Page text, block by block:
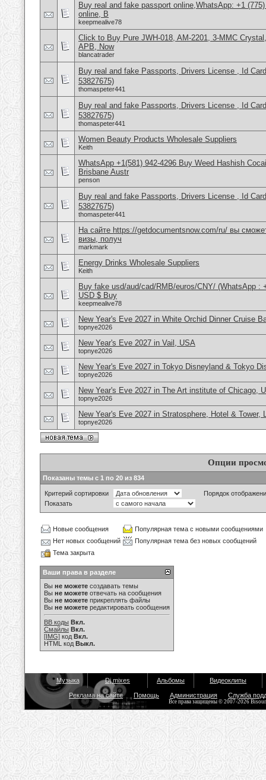
Buy real and fake passport online,WhatsApp: +1
online, B
keepmealive78
Click to Buy Pure JWH-018, AM-2201, 3-MMC
APB, Now
blancatrader
Buy real and fake Passports, Drivers License , Id
53827675)
thomaspeter441
Buy real and fake Passports, Drivers License , Id
53827675)
thomaspeter441
Women Beauty Products Wholesale Suppliers
Keith
WhatsApp +1(581) 942-4296 Buy Weed Hashish
Brisbane Austr
penson
Buy real and fake Passports, Drivers License , Id
53827675)
thomaspeter441
На сайте https://getdocumentsnow.com/ru/ вы
визы, получ
markmark
Energy Drinks Wholesale Suppliers
Keith
Buy fake usd/aud/cad/RMB/euros/CNY/ (WhatsApp :
USD $ Buy
keepmealive78
New Year's Eve 2027 in White Orchid Dinner Cruise
topnye2026
New Year's Eve 2027 in Vail, USA
topnye2026
New Year's Eve 2027 in Tokyo Disneyland & Tokyo
topnye2026
New Year's Eve 2027 in The Art institute of Chicago,
topnye2026
New Year's Eve 2027 in Stratosphere, Hotel & Tower,
topnye2026
Опции
Показаны темы с 1 по 20 из 834
Критерий сортировки
Порядок
Показать
Новые сообщения
Популярная тема с новыми сообщениями
Нет новых сообщений
Популярная тема без новых сообщений
Тема закрыта
Ваши права в разделе
Вы не можете создавать темы
Вы не можете отвечать на сообщения
Вы не можете прикреплять файлы
Вы не можете редактировать сообщения
BB коды Вкл.
Смайлы Вкл.
[IMG] код Вкл.
HTML код Выкл.
Музыка Dj mixes Альбомы Видеоклипы
Реклама на сайте Помощь Администрация Служба
Все права защищены © 2007-2026